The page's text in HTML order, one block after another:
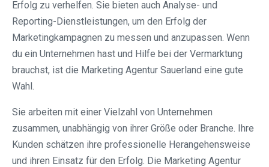
Erfolg zu verhelfen. Sie bieten auch Analyse- und
Reporting-Dienstleistungen, um den Erfolg der
Marketingkampagnen zu messen und anzupassen. Wenn
du ein Unternehmen hast und Hilfe bei der Vermarktung
brauchst, ist die Marketing Agentur Sauerland eine gute
Wahl.
Sie arbeiten mit einer Vielzahl von Unternehmen
zusammen, unabhängig von ihrer Größe oder Branche. Ihre
Kunden schätzen ihre professionelle Herangehensweise
und ihren Einsatz für den Erfolg. Die Marketing Agentur